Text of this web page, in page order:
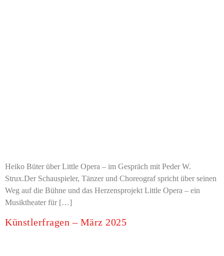
Heiko Büter über Little Opera – im Gespräch mit Peder W.
Strux.Der Schauspieler, Tänzer und Choreograf spricht über seinen
Weg auf die Bühne und das Herzensprojekt Little Opera – ein
Musiktheater für […]
Künstlerfragen – März 2025